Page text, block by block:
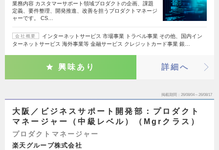
業務内容 カスタマーサポート領域プロダクトの企画、課題
定義、要件整理、開発推進、改善を担うプロダクトマネージ
ャーです。 CS…
会社概要
インターネットサービス 市場事業 トラベル事業 その他、国内イン
ターネットサービス 海外事業等 金融サービス クレジットカード事業 銀…
興味あり 詳細へ
掲載期間 26/08/04～26/08/17
大阪／ビジネスサポート開発部：プロダクト
マネージャー（中級レベル）（Mgrクラス）
プロダクトマネージャー
楽天グループ株式会社